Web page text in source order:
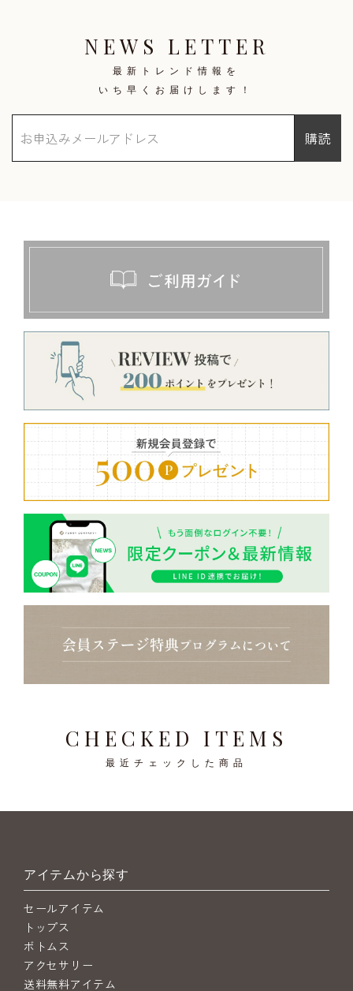
NEWS LETTER
最新トレンド情報を
いち早くお届けします！
CHECKED ITEMS
最近チェックした商品
アイテムから探す
セールアイテム
トップス
ボトムス
アクセサリー
送料無料アイテム